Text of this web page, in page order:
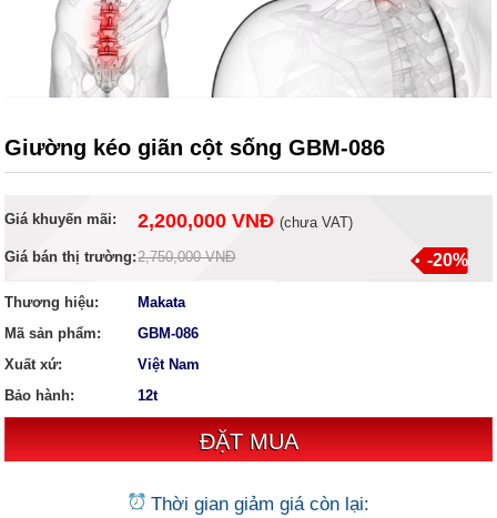
Giường kéo giãn cột sống GBM-086
Giá khuyến mãi: 2,200,000 VNĐ (chưa VAT)
Giá bán thị trường:2,750,000 VNĐ -20%
Thương hiệu:
Makata
Mã sản phẩm:
GBM-086
Xuất xứ:
Việt Nam
Bảo hành:
12t
Thời gian giảm giá còn lại: